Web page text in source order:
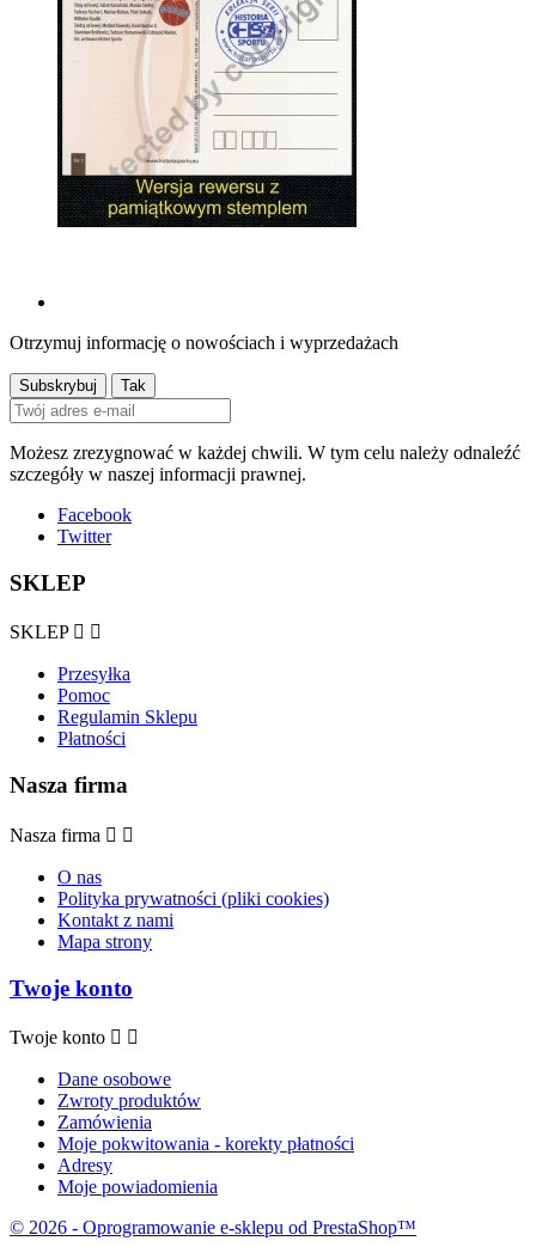
Otrzymuj informację o nowościach i wyprzedażach
Możesz zrezygnować w każdej chwili. W tym celu należy odnaleźć
szczegóły w naszej informacji prawnej.
Facebook
Twitter
SKLEP
SKLEP  
Przesyłka
Pomoc
Regulamin Sklepu
Płatności
Nasza firma
Nasza firma  
O nas
Polityka prywatności (pliki cookies)
Kontakt z nami
Mapa strony
Twoje konto
Twoje konto  
Dane osobowe
Zwroty produktów
Zamówienia
Moje pokwitowania - korekty płatności
Adresy
Moje powiadomienia
© 2026 - Oprogramowanie e-sklepu od PrestaShop™